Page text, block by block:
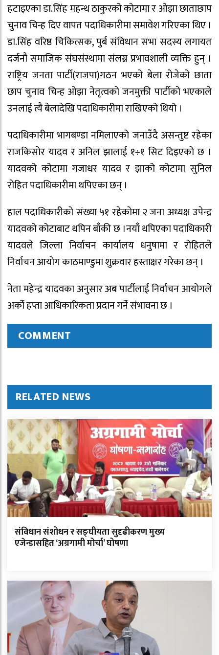
हटाइएका डा.सिंह महन्थ ठाकुरको कोटामा र ओझा छाताछाप
चुनाव चिन्ह दिए वापत पदाधिकारीमा समावेश गरिएका थिए ।
डा.सिंह वरिष्ठ चिकित्सक, पुर्ब संविधान सभा सदस्य लगायत
दर्जनौ समाजिक संघसंस्थामा संलग्न प्रभावशाली व्यक्ति हुन् ।
राष्ट्रिय जनता पार्टी(राजपा)गठन भएको बेला रोजेको छाता
छाप चुनाव चिन्ह ओझा नेतृत्वको जनमुक्ती पार्टीको भएकाले
उनलाई त्यै बेलादेखि पदाधिकारीमा राखिएको थियो ।
पदाधिकारीमा भागबण्डा नमिलाएको जनाउँदै असन्तुष्ट रहेका
राजकिसोर यादव र अनिल झालाई १÷१ सिट दिइएको छ ।
यादवको कोटामा गजाधर यादव र झाको कोटामा सुनिल
रोहित पदाधिकारीमा थपिएका छन् ।
हाल पदाधिकारीको संख्या ५१ रहेकोमा २ जना अध्यक्ष उपेन्द्र
यादवको कोटाबाट थपिन बाँकी छ ।नयाँ थपिएका पदाधिकारी
यादवले जिल्ला निर्वाचन कार्यालय धनुषामा र रोहितले
निर्वाचन आयोग काठमाण्डुमा शुक्रवार हस्ताक्षर गरेका छन् ।
नेता महेन्द्र यादवका अनुसार अब पार्टीलाई निर्वाचन आयोगले
अर्को हप्ता आधिकारिकता प्रदान गर्ने संभावना छ ।
COMMENT
RELATED NEWS
संविधान संशोधन र सङ्घीयता सुदृढीकरण मुख्य
एजेन्डासहित ‘अग्रगामी मोर्चा’ घोषणा